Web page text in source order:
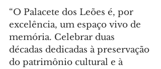
“O Palacete dos Leões é, por
excelência, um espaço vivo de
memória. Celebrar duas
décadas dedicadas à preservação
do patrimônio cultural e à